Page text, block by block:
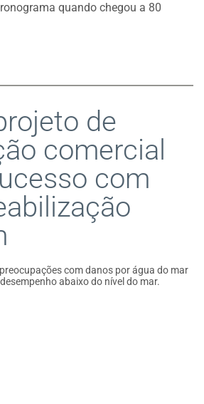
quando chegou a 80
de
comercial
com
com danos por água do mar
abaixo do nível do mar.